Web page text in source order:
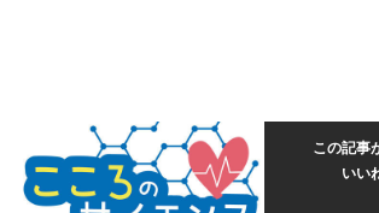
この記事
いい